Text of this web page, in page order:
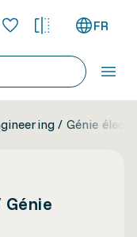
FR
/ Génie